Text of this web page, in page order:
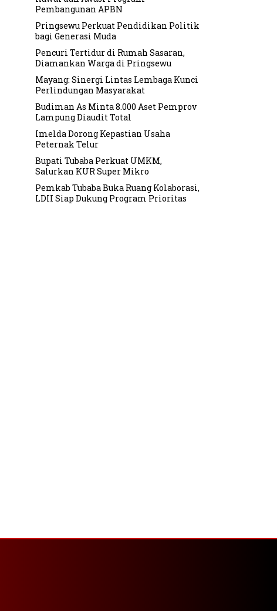
Pembangunan APBN
Pringsewu Perkuat Pendidikan Politik
bagi Generasi Muda
Pencuri Tertidur di Rumah Sasaran,
Diamankan Warga di Pringsewu
Mayang: Sinergi Lintas Lembaga Kunci
Perlindungan Masyarakat
Budiman As Minta 8.000 Aset Pemprov
Lampung Diaudit Total
Imelda Dorong Kepastian Usaha
Peternak Telur
Bupati Tubaba Perkuat UMKM,
Salurkan KUR Super Mikro
Pemkab Tubaba Buka Ruang Kolaborasi,
LDII Siap Dukung Program Prioritas